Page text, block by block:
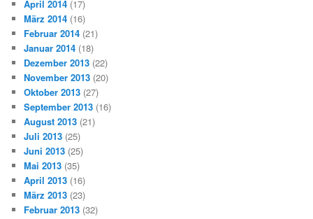
April 2014 (17)
März 2014 (16)
Februar 2014 (21)
Januar 2014 (18)
Dezember 2013 (22)
November 2013 (20)
Oktober 2013 (27)
September 2013 (16)
August 2013 (21)
Juli 2013 (25)
Juni 2013 (25)
Mai 2013 (35)
April 2013 (16)
März 2013 (23)
Februar 2013 (32)